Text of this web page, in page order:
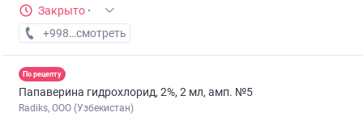
Закрыто ·
+998 (90) XXX-XX-XX
смотреть
По рецепту
Папаверина гидрохлорид, 2%, 2 мл, амп. №5
Radiks, ООО (Узбекистан)